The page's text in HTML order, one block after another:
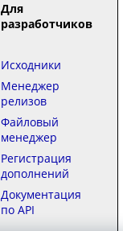
Для
разработчиков
Исходники
Менеджер
релизов
Файловый
менеджер
Регистрация
дополнений
Документация
по API